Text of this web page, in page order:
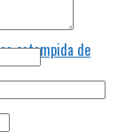
estampida de